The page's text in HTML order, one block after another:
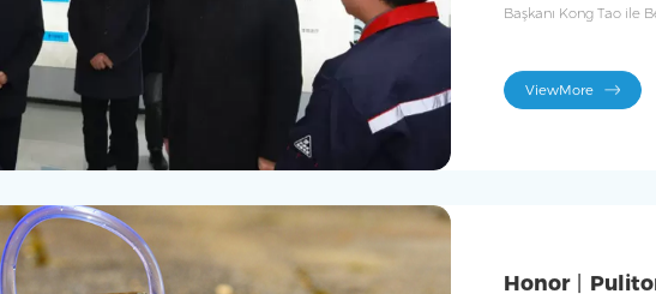
Başkanı Kong Tao ile
başlamasını ve
ViewMore
Honor丨